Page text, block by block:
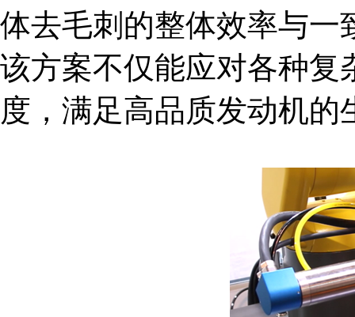
体去毛刺的整体效率与一
该方案不仅能应对各种复
度，满足高品质发动机的